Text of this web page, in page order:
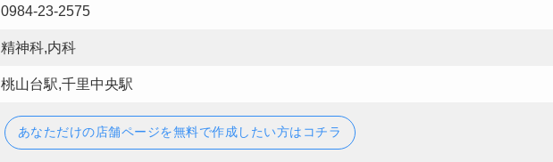
0984-23-2575
精神科,内科
桃山台駅,千里中央駅
あなただけの店舗ページを無料で作成したい方はコチラ